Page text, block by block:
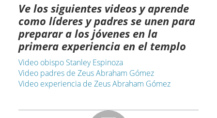
Ve los siguientes videos y aprende
como líderes y padres se unen para
preparar a los jóvenes en la
primera experiencia en el templo
Video obispo Stanley Espinoza
Video padres de Zeus Abraham Gómez
Video experiencia de Zeus Abraham Gómez